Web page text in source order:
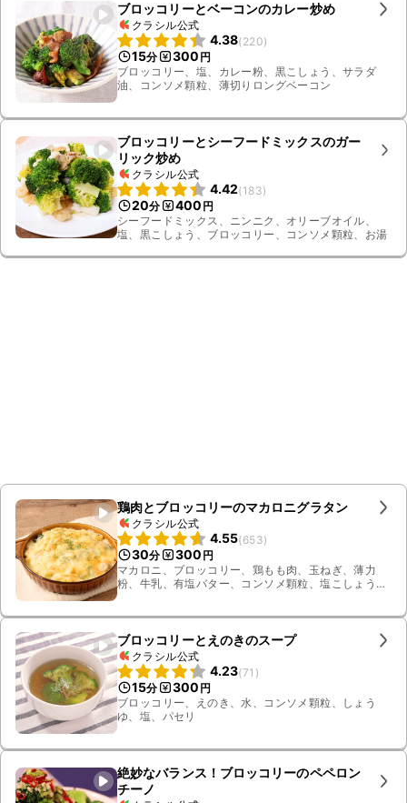
ブロッコリーとベーコンのカレー炒め
クラシル公式
4.38(220)
15分 300 円
ブロッコリー、塩、カレー粉、黒こしょう、サラダ
油、コンソメ顆粒、薄切りロングベーコン
ブロッコリーとシーフードミックスのガー
リック炒め
クラシル公式
4.42(183)
20分 400 円
シーフードミックス、ニンニク、オリーブオイル、
塩、黒こしょう、ブロッコリー、コンソメ顆粒、お湯
鶏肉とブロッコリーのマカロニグラタン
クラシル公式
4.55(653)
30分 300 円
マカロニ、ブロッコリー、鶏もも肉、玉ねぎ、薄力
粉、牛乳、有塩バター、コンソメ顆粒、塩こしょう、
ブロッコリーとえのきのスープ
クラシル公式
4.23(71 )
15分 300 円
ブロッコリー、えのき、水、コンソメ顆粒、しょう
ゆ、塩、パセリ
絶妙なバランス！ブロッコリーのペペロン
チーノ